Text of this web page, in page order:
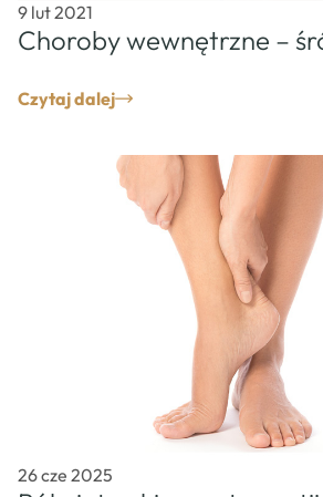
9 lut 2021
Choroby wewnętrzne –
Czytaj dalej
26 cze 2025